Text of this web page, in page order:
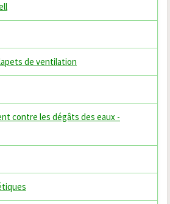
de ventilation
contre les dégâts des eaux -